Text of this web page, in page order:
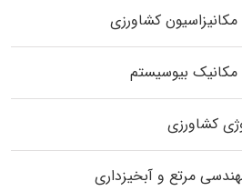
کشاورزی
بیوسیستم
کشاورزی
مرتع و آبخیزداری